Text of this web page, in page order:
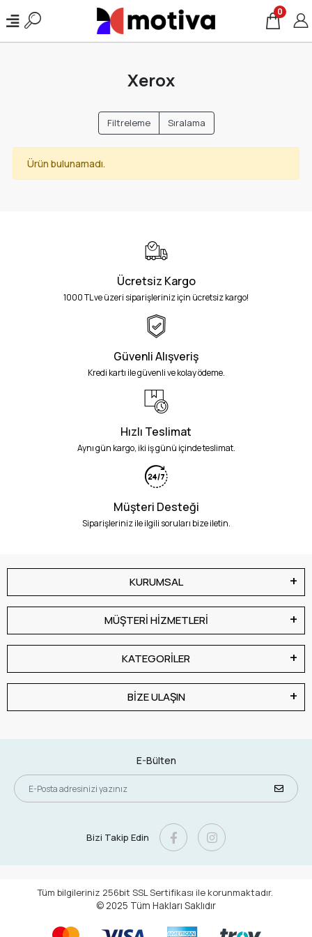
0
Xerox
Filtreleme Sıralama
Ürün bulunamadı.
Ücretsiz Kargo
1000 TL ve üzeri siparişleriniz için ücretsiz kargo!
Güvenli Alışveriş
Kredi kartı ile güvenli ve kolay ödeme.
Hızlı Teslimat
Aynı gün kargo, iki iş günü içinde teslimat.
Müşteri Desteği
Siparişleriniz ile ilgili soruları bize iletin.
KURUMSAL
MÜŞTERİ HİZMETLERİ
KATEGORİLER
BİZE ULAŞIN
E-Bülten
Bizi Takip Edin
Tüm bilgileriniz 256bit SSL Sertifikası ile korunmaktadır.
© 2025 Tüm Hakları Saklıdır